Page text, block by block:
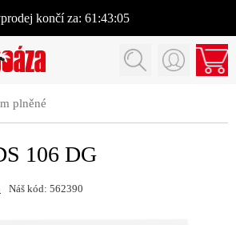
končí za: 61:43:05
plněné
106 DG
Náš kód: 562390